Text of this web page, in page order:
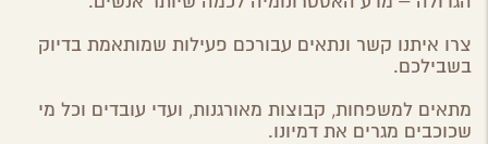
צרו איתנו קשר ונתאים עבורכם פעילות שמותאמת בדיוק
בשבילכם.
מתאים למשפחות, קבוצות מאורגנות, ועדי עובדים וכל מי
שכוכבים מגרים את דמיונו.